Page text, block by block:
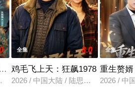
修为无上限
＆张婉琳
全集 8.0
鸡毛飞上天：狂飙1978
2026 / 中国大陆 / 陆思羽＆张垫
全集
重生赘
2026 / 中